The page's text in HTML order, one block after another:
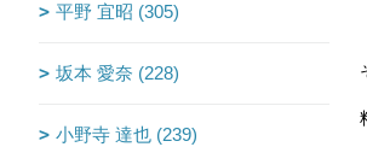
平野 宜昭 (305)
坂本 愛奈 (228)
小野寺 達也 (239)